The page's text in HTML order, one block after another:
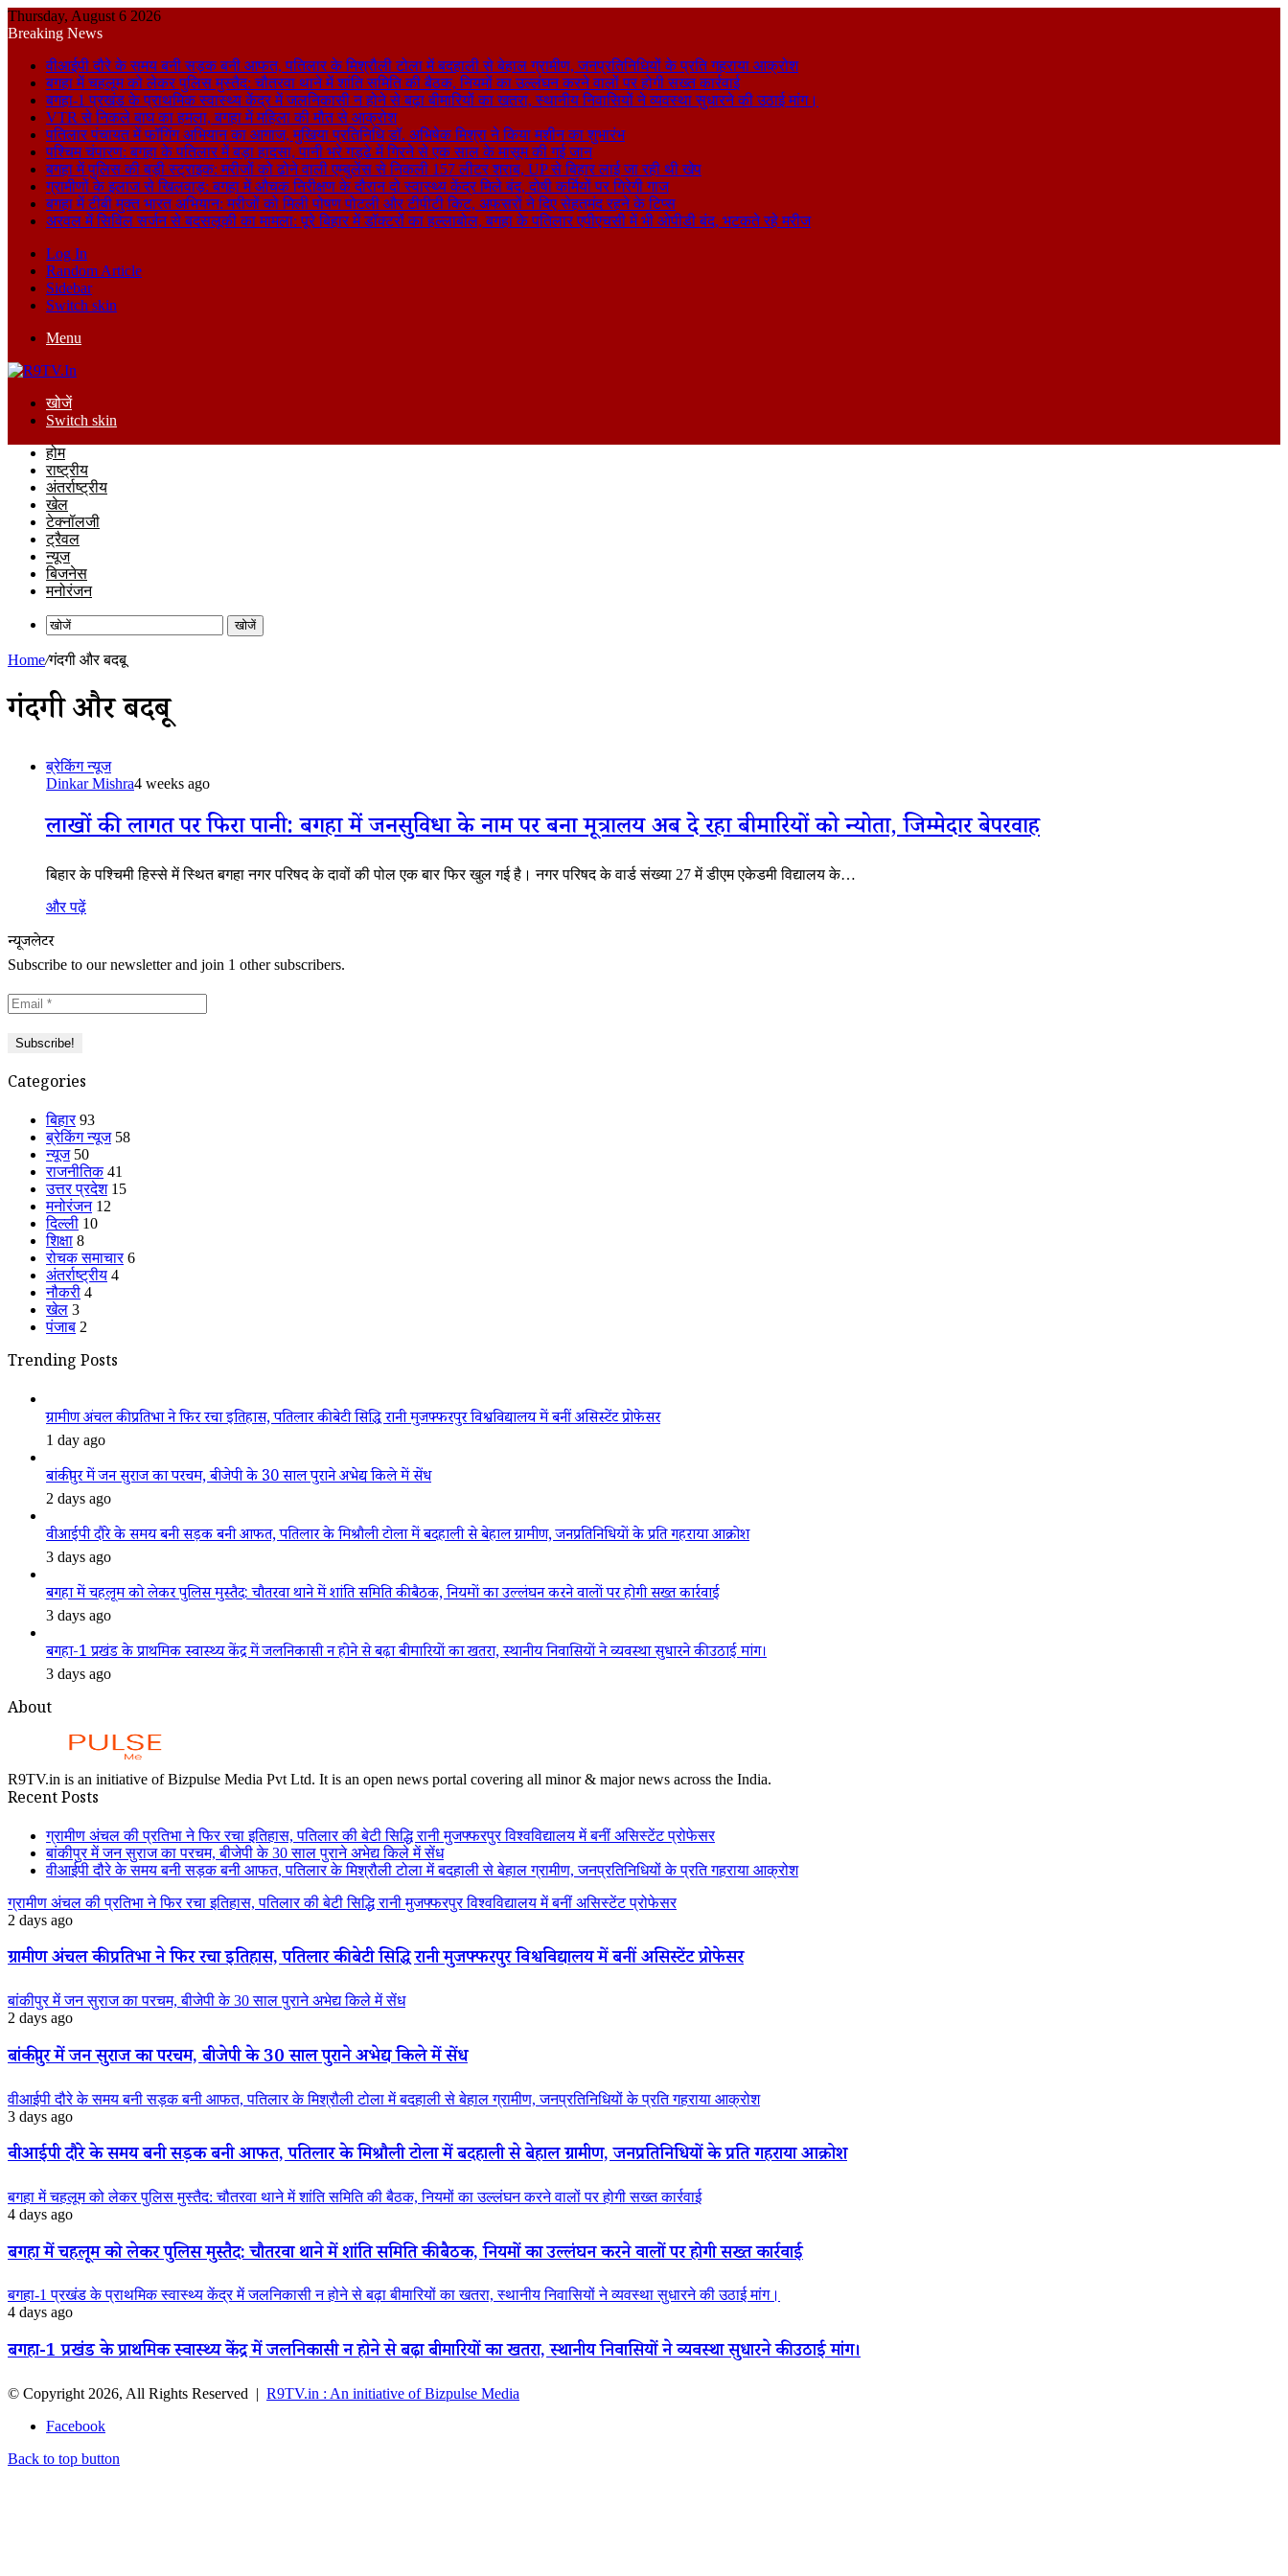
Thursday, August 6 2026
Breaking News
वीआईपी दौरे के समय बनी सड़क बनी आफत, पतिलार के मिश्रौली टोला में बदहाली से बेहाल ग्रामीण, जनप्रतिनिधियों के प्रति गहराया आक्रोश
बगहा में चहलूम को लेकर पुलिस मुस्तैद: चौतरवा थाने में शांति समिति की बैठक, नियमों का उल्लंघन करने वालों पर होगी सख्त कार्रवाई
बगहा-1 प्रखंड के प्राथमिक स्वास्थ्य केंद्र में जलनिकासी न होने से बढ़ा बीमारियों का खतरा, स्थानीय निवासियों ने व्यवस्था सुधारने की उठाई मांग।
VTR से निकले बाघ का हमला, बगहा में महिला की मौत से आक्रोश
पतिलार पंचायत में फॉगिंग अभियान का आगाज, मुखिया प्रतिनिधि डॉ. अभिषेक मिश्रा ने किया मशीन का शुभारंभ
पश्चिम चंपारण: बगहा के पतिलार में बड़ा हादसा, पानी भरे गड्ढे में गिरने से एक साल के मासूम की गई जान
बगहा में पुलिस की बड़ी स्ट्राइक: मरीजों को ढोने वाली एम्बुलेंस से निकली 157 लीटर शराब, UP से बिहार लाई जा रही थी खेप
ग्रामीणों के इलाज से खिलवाड़: बगहा में औचक निरीक्षण के दौरान दो स्वास्थ्य केंद्र मिले बंद, दोषी कर्मियों पर गिरेगी गाज
बगहा में टीबी मुक्त भारत अभियान: मरीजों को मिली पोषण पोटली और टीपीटी किट, अफसरों ने दिए सेहतमंद रहने के टिप्स
अरवल में सिविल सर्जन से बदसलूकी का मामला: पूरे बिहार में डॉक्टरों का हल्लाबोल, बगहा के पतिलार एपीएचसी में भी ओपीडी बंद, भटकते रहे मरीज
Log In
Random Article
Sidebar
Switch skin
Menu
खोजें
Switch skin
होम
राष्ट्रीय
अंतर्राष्ट्रीय
खेल
टेक्नॉलजी
ट्रैवल
न्यूज
बिजनेस
मनोरंजन
खोजें
Home/गंदगी और बदबू
गंदगी और बदबू
ब्रेकिंग न्यूज
Dinkar Mishra4 weeks ago
लाखों की लागत पर फिरा पानी: बगहा में जनसुविधा के नाम पर बना मूत्रालय अब दे रहा बीमारियों को न्योता, जिम्मेदार बेपरवाह
बिहार के पश्चिमी हिस्से में स्थित बगहा नगर परिषद के दावों की पोल एक बार फिर खुल गई है। नगर परिषद के वार्ड संख्या 27 में डीएम एकेडमी विद्यालय के…
और पढ़ें
न्यूजलेटर
Subscribe to our newsletter and join 1 other subscribers.
Categories
बिहार 93
ब्रेकिंग न्यूज 58
न्यूज 50
राजनीतिक 41
उत्तर प्रदेश 15
मनोरंजन 12
दिल्ली 10
शिक्षा 8
रोचक समाचार 6
अंतर्राष्ट्रीय 4
नौकरी 4
खेल 3
पंजाब 2
Trending Posts
ग्रामीण अंचल की प्रतिभा ने फिर रचा इतिहास, पतिलार की बेटी सिद्धि रानी मुजफ्फरपुर विश्वविद्यालय में बनीं असिस्टेंट प्रोफेसर
1 day ago
बांकीपुर में जन सुराज का परचम, बीजेपी के 30 साल पुराने अभेद्य किले में सेंध
2 days ago
वीआईपी दौरे के समय बनी सड़क बनी आफत, पतिलार के मिश्रौली टोला में बदहाली से बेहाल ग्रामीण, जनप्रतिनिधियों के प्रति गहराया आक्रोश
3 days ago
बगहा में चहलूम को लेकर पुलिस मुस्तैद: चौतरवा थाने में शांति समिति की बैठक, नियमों का उल्लंघन करने वालों पर होगी सख्त कार्रवाई
3 days ago
बगहा-1 प्रखंड के प्राथमिक स्वास्थ्य केंद्र में जलनिकासी न होने से बढ़ा बीमारियों का खतरा, स्थानीय निवासियों ने व्यवस्था सुधारने की उठाई मांग।
3 days ago
About
R9TV.in is an initiative of Bizpulse Media Pvt Ltd. It is an open news portal covering all minor & major news across the India.
Recent Posts
ग्रामीण अंचल की प्रतिभा ने फिर रचा इतिहास, पतिलार की बेटी सिद्धि रानी मुजफ्फरपुर विश्वविद्यालय में बनीं असिस्टेंट प्रोफेसर
बांकीपुर में जन सुराज का परचम, बीजेपी के 30 साल पुराने अभेद्य किले में सेंध
वीआईपी दौरे के समय बनी सड़क बनी आफत, पतिलार के मिश्रौली टोला में बदहाली से बेहाल ग्रामीण, जनप्रतिनिधियों के प्रति गहराया आक्रोश
ग्रामीण अंचल की प्रतिभा ने फिर रचा इतिहास, पतिलार की बेटी सिद्धि रानी मुजफ्फरपुर विश्वविद्यालय में बनीं असिस्टेंट प्रोफेसर
2 days ago
ग्रामीण अंचल की प्रतिभा ने फिर रचा इतिहास, पतिलार की बेटी सिद्धि रानी मुजफ्फरपुर विश्वविद्यालय में बनीं असिस्टेंट प्रोफेसर
बांकीपुर में जन सुराज का परचम, बीजेपी के 30 साल पुराने अभेद्य किले में सेंध
2 days ago
बांकीपुर में जन सुराज का परचम, बीजेपी के 30 साल पुराने अभेद्य किले में सेंध
वीआईपी दौरे के समय बनी सड़क बनी आफत, पतिलार के मिश्रौली टोला में बदहाली से बेहाल ग्रामीण, जनप्रतिनिधियों के प्रति गहराया आक्रोश
3 days ago
वीआईपी दौरे के समय बनी सड़क बनी आफत, पतिलार के मिश्रौली टोला में बदहाली से बेहाल ग्रामीण, जनप्रतिनिधियों के प्रति गहराया आक्रोश
बगहा में चहलूम को लेकर पुलिस मुस्तैद: चौतरवा थाने में शांति समिति की बैठक, नियमों का उल्लंघन करने वालों पर होगी सख्त कार्रवाई
4 days ago
बगहा में चहलूम को लेकर पुलिस मुस्तैद: चौतरवा थाने में शांति समिति की बैठक, नियमों का उल्लंघन करने वालों पर होगी सख्त कार्रवाई
बगहा-1 प्रखंड के प्राथमिक स्वास्थ्य केंद्र में जलनिकासी न होने से बढ़ा बीमारियों का खतरा, स्थानीय निवासियों ने व्यवस्था सुधारने की उठाई मांग।
4 days ago
बगहा-1 प्रखंड के प्राथमिक स्वास्थ्य केंद्र में जलनिकासी न होने से बढ़ा बीमारियों का खतरा, स्थानीय निवासियों ने व्यवस्था सुधारने की उठाई मांग।
© Copyright 2026, All Rights Reserved | R9TV.in : An initiative of Bizpulse Media
Facebook
Back to top button